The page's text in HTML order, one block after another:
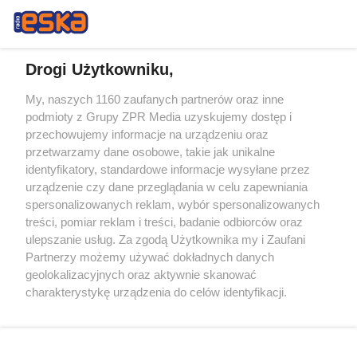
Żaden utwór zamieszczony w serwisie nie może być powielany i
rozpowszechniany lub dalej rozpowszechniany w jakikolwiek sposób (w
tym także elektroniczny lub mechaniczny) na jakimkolwiek polu
eksploatacji w jakiejkolwiek formie, włącznie z umieszczaniem w
Internecie bez pisemnej zgody właściciela praw. Jakiekolwiek użycie lub
wykorzystanie utworów w całości lub w części z naruszeniem prawa,
tzn. bez właściwej zgody, jest zabronione pod groźbą kary i może być
ścigane prawnie.
Drogi Użytkowniku,
My, naszych 1160 zaufanych partnerów oraz inne
podmioty z Grupy ZPR Media uzyskujemy dostęp i
przechowujemy informacje na urządzeniu oraz
przetwarzamy dane osobowe, takie jak unikalne
identyfikatory, standardowe informacje wysyłane przez
urządzenie czy dane przeglądania w celu zapewniania
spersonalizowanych reklam, wybór spersonalizowanych
treści, pomiar reklam i treści, badanie odbiorców oraz
ulepszanie usług. Za zgodą Użytkownika my i Zaufani
Partnerzy możemy używać dokładnych danych
geolokalizacyjnych oraz aktywnie skanować
charakterystykę urządzenia do celów identyfikacji.